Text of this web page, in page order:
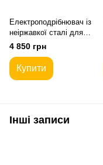
Електроподрібнювач із
неіржавкої сталі для
овочів і фруктів
"Кормовий Майстер"
4 850 грн
Купити
Інші записи